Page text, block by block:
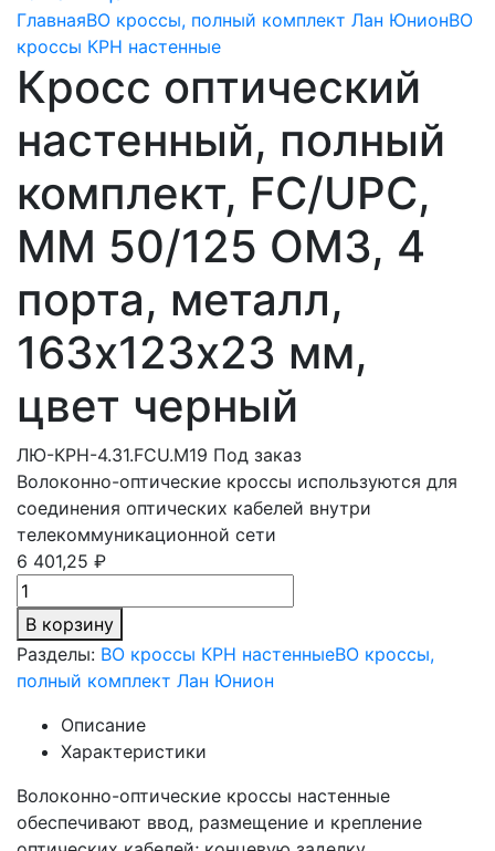
ГлавнаяВО кроссы, полный комплект Лан ЮнионВО
кроссы КРН настенные
Кросс оптический
настенный, полный
комплект, FC/UPC,
MM 50/125 OM3, 4
порта, металл,
163х123х23 мм,
цвет черный
ЛЮ-КРН-4.31.FCU.М19 Под заказ
Волоконно-оптические кроссы используются для
соединения оптических кабелей внутри
телекоммуникационной сети
6 401,25 ₽
В корзину
Разделы: ВО кроссы КРН настенныеВО кроссы,
полный комплект Лан Юнион
Описание
Характеристики
Волоконно-оптические кроссы настенные
обеспечивают ввод, размещение и крепление